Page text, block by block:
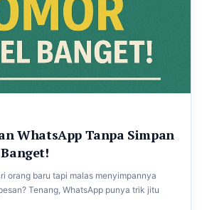
WhatsApp Tanpa Simpan
orang baru tapi malas menyimpannya
Tenang, WhatsApp punya trik jitu